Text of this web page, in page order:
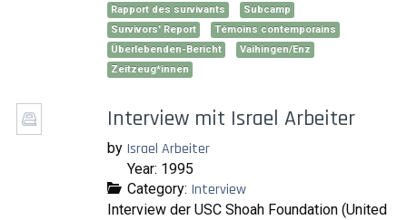
Rapport des survivants
Subcamp
Survivors' Report
Témoins contemporains
Überlebenden-Bericht
Vaihingen/Enz
Zeitzeug*innen
Interview mit Israel Arbeiter
by Israel Arbeiter
Year: 1995
Category: Interview
Interview der USC Shoah Foundation (United